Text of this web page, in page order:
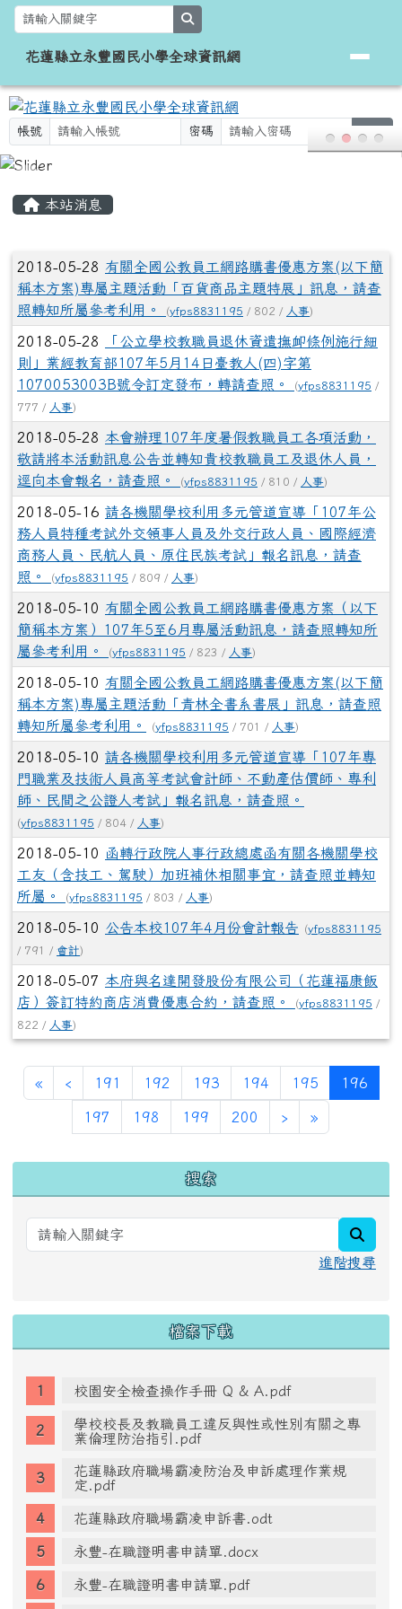
跳至主內容區
花蓮縣立永豐國民小學全球資訊網
花蓮縣立永豐國民小學全球資訊網
帳號 密碼 登入
本站消息
文章列表
2018-05-28 有關全國公教員工網路購書優惠方案(以下簡
稱本方案)專屬主題活動「百貨商品主題特展」訊息，請查
照轉知所屬參考利用。
(yfps8831195 / 802 / 人事)
2018-05-28
「公立學校教職員退休資遣撫卹條例施行細
則」業經教育部107年5月14日臺教人(四)字第
1070053003B號令訂定發布，轉請查照。
(yfps8831195 /
777 / 人事)
2018-05-28 本會辦理107年度暑假教職員工各項活動，
敬請將本活動訊息公告並轉知貴校教職員工及退休人員，
逕向本會報名，請查照。
(yfps8831195 / 810 / 人事)
2018-05-16 請各機關學校利用多元管道宣導「107年公
務人員特種考試外交領事人員及外交行政人員、國際經濟
商務人員、民航人員、原住民族考試」報名訊息，請查
照。
(yfps8831195 / 809 / 人事)
2018-05-10 有關全國公教員工網路購書優惠方案（以下
簡稱本方案）107年5至6月專屬活動訊息，請查照轉知所
屬參考利用。
(yfps8831195 / 823 / 人事)
2018-05-10 有關全國公教員工網路購書優惠方案(以下簡
稱本方案)專屬主題活動「青林全書系書展」訊息，請查照
轉知所屬參考利用。
(yfps8831195 / 701 / 人事)
2018-05-10 請各機關學校利用多元管道宣導「107年專
門職業及技術人員高等考試會計師、不動產估價師、專利
師、民間之公證人考試」報名訊息，請查照。
(yfps8831195 / 804 / 人事)
2018-05-10
函轉行政院人事行政總處函有關各機關學校
工友（含技工、駕駛）加班補休相關事宜，請查照並轉知
所屬。
(yfps8831195 / 803 / 人事)
2018-05-10 公告本校107年4月份會計報告 (yfps8831195
/ 791 / 會計)
2018-05-07 本府與名達開發股份有限公司（花蓮福康飯
店）簽訂特約商店消費優惠合約，請查照。
(yfps8831195 /
822 / 人事)
«第一頁
‹上一頁
191 192 193 194 195 196(目
197 198 199 200 ›下一頁
»最後頁
搜索
進階搜尋
檔案下載
校園安全檢查操作手冊 Q & A.pdf
學校校長及教職員工違反與性或性別有關之專
業倫理防治指引.pdf
花蓮縣政府職場霸凌防治及申訴處理作業規
定.pdf
花蓮縣政府職場霸凌申訴書.odt
永豐-在職證明書申請單.docx
永豐-在職證明書申請單.pdf